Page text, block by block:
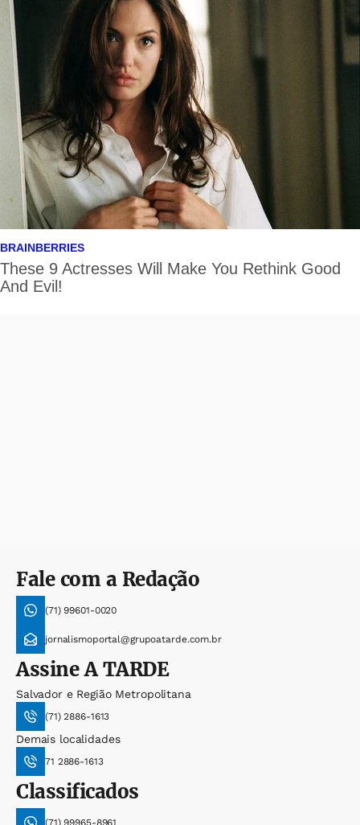
Fale com a Redação
(71) 99601-0020
jornalismoportal@grupoatarde.com.br
AssineA TARDE
Salvador e Região Metropolitana
(71) 2886-1613
Demais localidades
71 2886-1613
Classificados
(71) 99965-8961